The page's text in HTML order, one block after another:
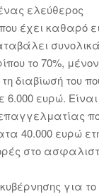
ελεύθερος
έχει καθαρό
το 70%,
διαβίωσή του
ευρώ.
40.000 ευρώ
στο
για το